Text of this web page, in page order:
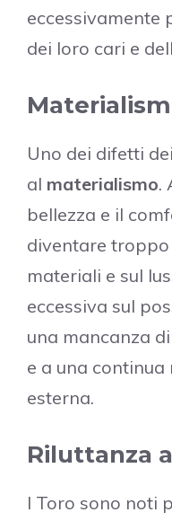
eccessivamente
dei loro cari e
Uno dei difetti
al materialismo.
bellezza e il
diventare
materiali e sul
eccessiva sul
una mancanza
e a una
esterna.
Riluttanza
I Toro sono noti